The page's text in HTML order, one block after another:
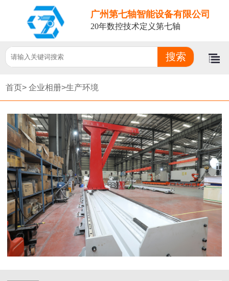
广州第七轴智能设备有限公司
20年数控技术定义第七轴
首页> 企业相册>生产环境